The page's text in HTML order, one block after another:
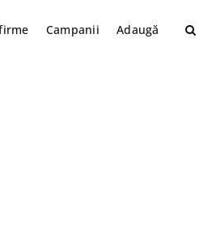
Campanii Adaugă